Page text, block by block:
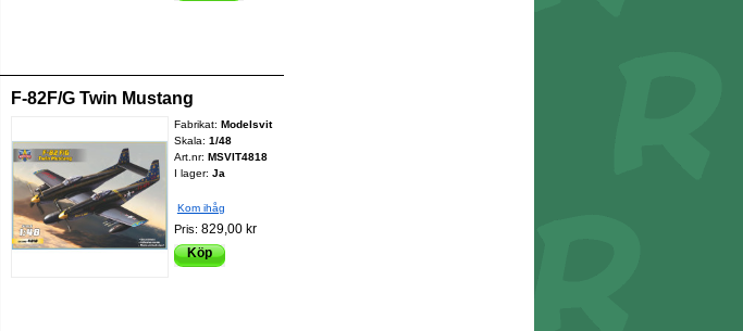
F-82F/G Twin Mustang
Fabrikat: Modelsvit
Skala: 1/48
Art.nr: MSVIT4818
I lager: Ja
Kom ihåg
Pris: 829,00 kr
Köp